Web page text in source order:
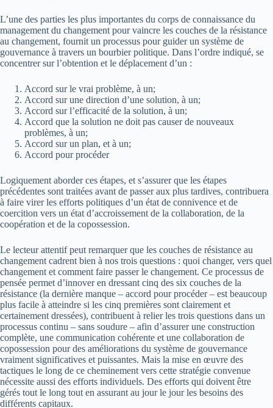
L’une des parties les plus importantes du corps de connaissance du
management du changement pour vaincre les couches de la résistance
au changement, fournit un processus pour guider un système de
gouvernance à travers un bourbier politique. Dans l’ordre indiqué, se
concentrer sur l’obtention et le déplacement d’un :
Accord sur le vrai problème, à un;
Accord sur une direction d’une solution, à un;
Accord sur l’efficacité de la solution, à un;
Accord que la solution ne doit pas causer de nouveaux
problèmes, à un;
Accord sur un plan, et à un;
Accord pour procéder
Logiquement aborder ces étapes, et s’assurer que les étapes
précédentes sont traitées avant de passer aux plus tardives, contribuera
à faire virer les efforts politiques d’un état de connivence et de
coercition vers un état d’accroissement de la collaboration, de la
coopération et de la copossession.
Le lecteur attentif peut remarquer que les couches de résistance au
changement cadrent bien à nos trois questions : quoi changer, vers quel
changement et comment faire passer le changement. Ce processus de
pensée permet d’innover en dressant cinq des six couches de la
résistance (la dernière manque – accord pour procéder – est beaucoup
plus facile à atteindre si les cinq premières sont clairement et
certainement dressées), contribuent à relier les trois questions dans un
processus continu – sans soudure – afin d’assurer une construction
complète, une communication cohérente et une collaboration de
copossession pour des améliorations du système de gouvernance
vraiment significatives et puissantes. Mais la mise en œuvre des
tactiques le long de ce cheminement vers cette stratégie convenue
nécessite aussi des efforts individuels. Des efforts qui doivent être
gérés tout le long tout en assurant au jour le jour les besoins des
différents capitaux.